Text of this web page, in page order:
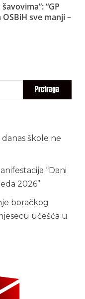
“GP
sve manji –
škole ne
“Dani
2026”
boračkog
učešća u